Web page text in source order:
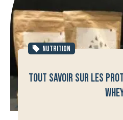
NUTRITION
TOUT SAVOIR SUR LES